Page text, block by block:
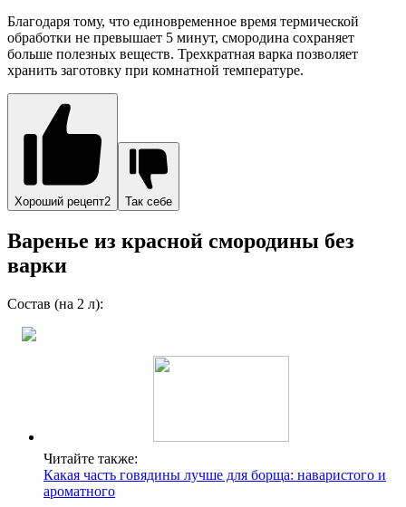
Благодаря тому, что единовременное время термической
обработки не превышает 5 минут, смородина сохраняет
больше полезных веществ. Трехкратная варка позволяет
хранить заготовку при комнатной температуре.
Хороший рецепт2 Так себе
Варенье из красной смородины без
варки
Состав (на 2 л):
Читайте также:
Какая часть говядины лучше для борща: наваристого и
ароматного